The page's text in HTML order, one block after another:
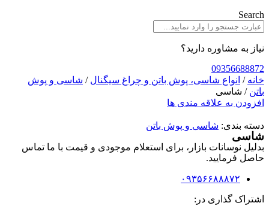
Search
نیاز به مشاوره دارید؟
09356688872
خانه / انواع شاسی، پوش باتن و چراغ سیگنال / شاسی و پوش
باتن / شاسی
افزودن به علاقه مندی ها
دسته بندی: شاسی و پوش باتن
شاسی
بدلیل نوسانات بازار، برای استعلام موجودی و قیمت با ما تماس
حاصل فرمایید.
۰۹۳۵۶۶۸۸۸۷۲
اشتراک گذاری در: